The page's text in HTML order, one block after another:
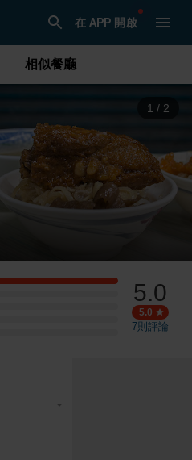
在 APP 開啟
相似餐廳
1 / 2
5.0
5.0
7則評論